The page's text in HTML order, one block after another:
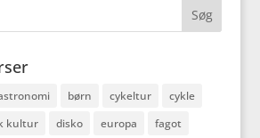
børn cykeltur
cykle
kultur disko europa
fagot